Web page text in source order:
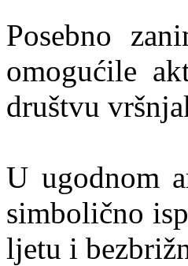
Posebno
omogućile
društvu
U ugodnom
simbolično
ljetu i